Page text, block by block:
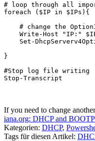
# loop through all
foreach ($IP in $IPs){
# change the
Write-Host "IP:"
Set-
}
#Stop log file writing
Stop-Transcript
If you need to change
iana.org: DHCP and BOOTP
Kategorien: DHCP,
Tags für diesen Artikel: